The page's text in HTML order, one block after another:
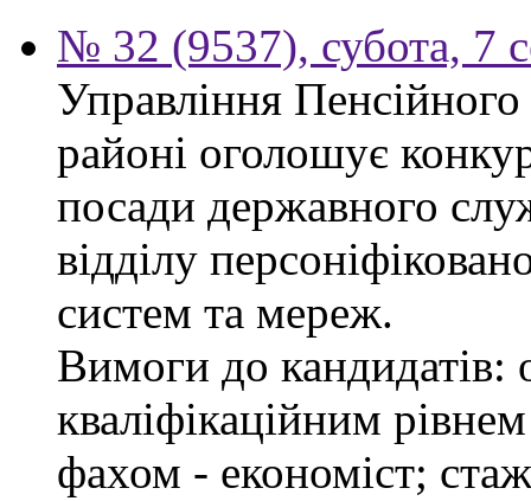
№ 32 (9537), субота, 7
Управління
районі оголошує
посади державного
відділу
систем та мереж.
Вимоги до кандидатів:
кваліфікаційним
фахом - економіст;